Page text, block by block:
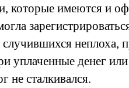
которые имеются и
неплоха,
уплаченные денег
не сталкивался.